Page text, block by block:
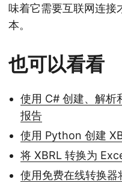
味着它需要互联网连接
本。
也可以看看
使用 C# 创建、解析
报告
使用 Python 创建
将 XBRL 转换为
使用免费在线转换器